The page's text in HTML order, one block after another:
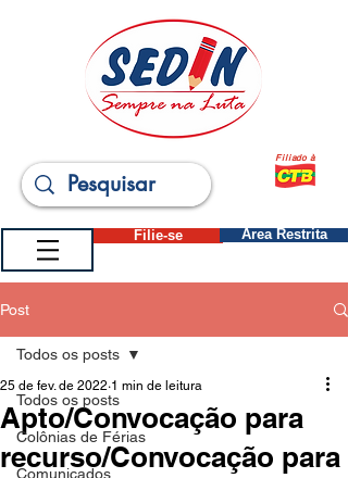
Filiado à
Filie-se Área Restrita
Post
Todos os posts
Colônias de Férias
Comunicados
Todos os posts
Apto/Convocação para
recurso/Convocação para
25 de fev. de 2022 1 min de leitura